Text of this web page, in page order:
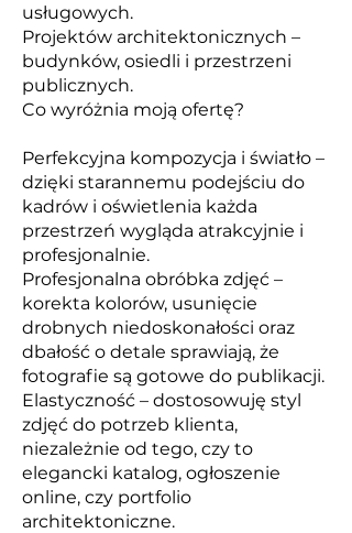
usługowych.
Projektów architektonicznych –
budynków, osiedli i przestrzeni
publicznych.
Co wyróżnia moją ofertę?
Perfekcyjna kompozycja i światło –
dzięki starannemu podejściu do
kadrów i oświetlenia każda
przestrzeń wygląda atrakcyjnie i
profesjonalnie.
Profesjonalna obróbka zdjęć –
korekta kolorów, usunięcie
drobnych niedoskonałości oraz
dbałość o detale sprawiają, że
fotografie są gotowe do publikacji.
Elastyczność – dostosowuję styl
zdjęć do potrzeb klienta,
niezależnie od tego, czy to
elegancki katalog, ogłoszenie
online, czy portfolio
architektoniczne.